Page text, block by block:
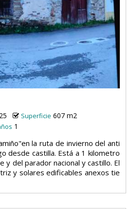
Superficie 607 m2
1
la ruta de invierno del anti
desde castilla. Está a 1 kilometro
y del parador nacional y castillo. El
y solares edificables anexos tie